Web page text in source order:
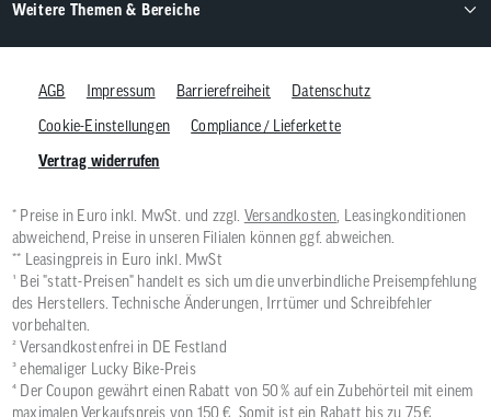
Weitere Themen & Bereiche
AGB Impressum Barrierefreiheit
Datenschutz
Cookie-Einstellungen
Compliance / Lieferkette
Vertrag widerrufen
* Preise in Euro inkl. MwSt. und zzgl. Versandkosten, Leasingkonditionen
abweichend, Preise in unseren Filialen können ggf. abweichen.
** Leasingpreis in Euro inkl. MwSt
¹ Bei "statt-Preisen" handelt es sich um die unverbindliche Preisempfehlung
des Herstellers. Technische Änderungen, Irrtümer und Schreibfehler
vorbehalten.
² Versandkostenfrei in DE Festland
³ ehemaliger Lucky Bike-Preis
⁴ Der Coupon gewährt einen Rabatt von 50 % auf ein Zubehörteil mit einem
maximalen Verkaufspreis von 150 €. Somit ist ein Rabatt bis zu 75 €